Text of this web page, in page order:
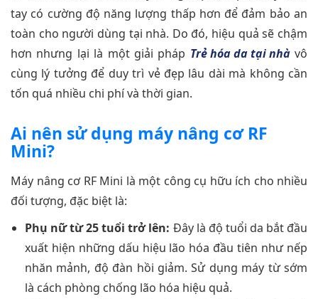
tay có cường độ năng lượng thấp hơn để đảm bảo an
toàn cho người dùng tại nhà. Do đó, hiệu quả sẽ chậm
hơn nhưng lại là một giải pháp Trẻ hóa da tại nhàvô
cùng lý tưởng để duy trì vẻ đẹp lâu dài mà không cần
tốn quá nhiều chi phí và thời gian.
Ai nên sử dụng máy nâng cơ RF
Mini?
Máy nâng cơ RF Mini là một công cụ hữu ích cho nhiều
đối tượng, đặc biệt là:
Phụ nữ từ 25 tuổi trở lên: Đây là độ tuổi da bắt đầu
xuất hiện những dấu hiệu lão hóa đầu tiên như nếp
nhăn mảnh, độ đàn hồi giảm. Sử dụng máy từ sớm
là cách phòng chống lão hóa hiệu quả.